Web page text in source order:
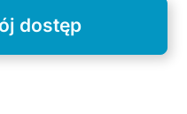
dostęp